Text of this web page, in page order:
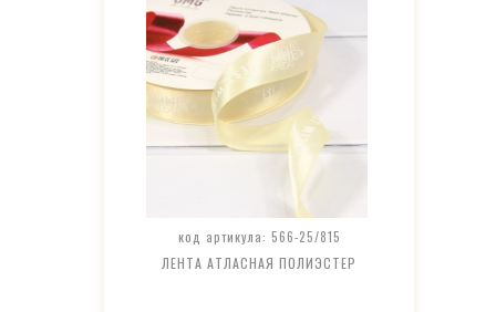
код артикула: 566-25/815
ЛЕНТА АТЛАСНАЯ ПОЛИЭСТЕР